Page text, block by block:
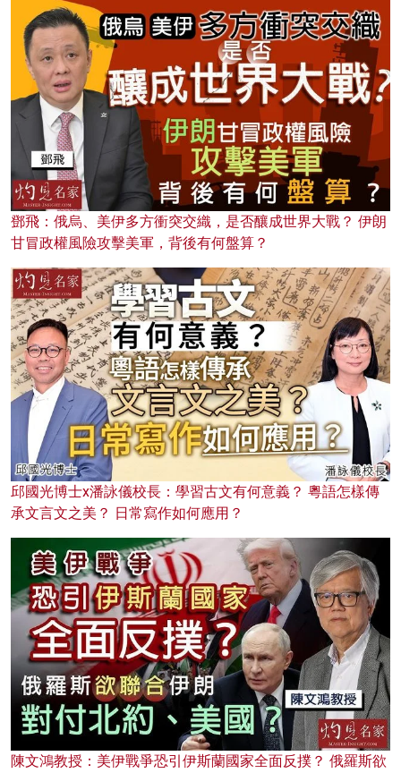
鄧飛：俄烏、美伊多方衝突交織，是否釀成世界大戰？ 伊朗
甘冒政權風險攻擊美軍，背後有何盤算？
邱國光博士x潘詠儀校長：學習古文有何意義？ 粵語怎樣傳
承文言文之美？ 日常寫作如何應用？
陳文鴻教授：美伊戰爭恐引伊斯蘭國家全面反撲？ 俄羅斯欲